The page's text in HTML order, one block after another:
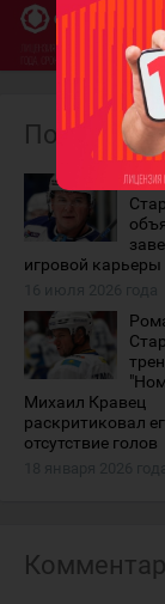
Похожие
игровой карьеры
Михаил Кравец
раскритиковал
отсутствие голов